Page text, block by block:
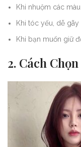
Khi nhuộm các
Khi tóc yếu, dễ
Khi bạn muốn giữ
2. Cách